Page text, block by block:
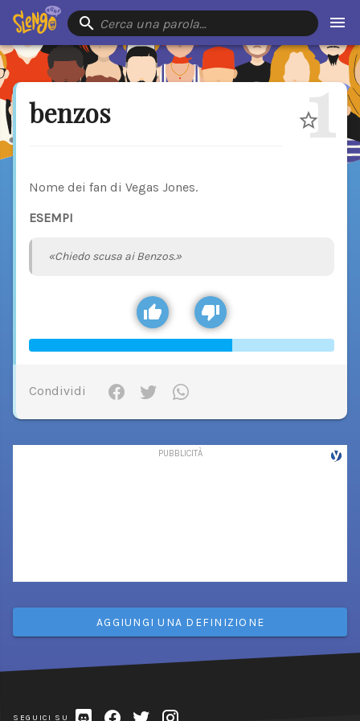
Cerca una parola…
benzos 1
Nome dei fan di Vegas Jones.
ESEMPI
«Chiedo scusa ai Benzos.»
Condividi
AGGIUNGI UNA DEFINIZIONE
SEGUICI SU